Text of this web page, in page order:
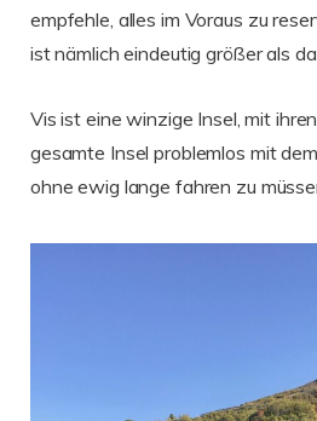
empfehle, alles im Voraus zu
ist nämlich eindeutig größer als
Vis ist eine winzige Insel, mit ihren
gesamte Insel problemlos mit
ohne ewig lange fahren zu